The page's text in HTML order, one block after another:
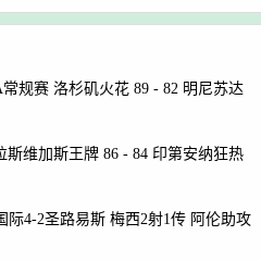
规赛 洛杉矶火花 89 - 82 明尼苏达
斯维加斯王牌 86 - 84 印第安纳狂热
际4-2圣路易斯 梅西2射1传 阿伦助攻